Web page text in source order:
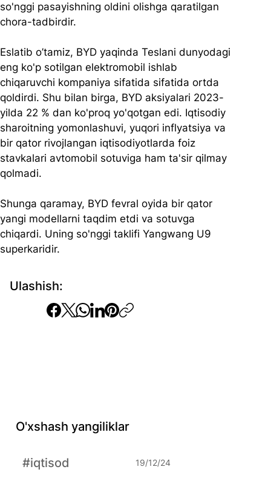
Ulashish:
so'nggi pasayishning oldini olishga qaratilgan
chora-tadbirdir.
Eslatib o’tamiz, BYD yaqinda Teslani dunyodagi
eng ko'p sotilgan elektromobil ishlab
chiqaruvchi kompaniya sifatida sifatida ortda
qoldirdi. Shu bilan birga, BYD aksiyalari 2023-
yilda 22 % dan ko'proq yo'qotgan edi. Iqtisodiy
sharoitning yomonlashuvi, yuqori inflyatsiya va
bir qator rivojlangan iqtisodiyotlarda foiz
stavkalari avtomobil sotuviga ham ta'sir qilmay
qolmadi.
Shunga qaramay, BYD fevral oyida bir qator
yangi modellarni taqdim etdi va sotuvga
chiqardi. Uning so'nggi taklifi Yangwang U9
superkaridir.
O'xshash yangiliklar
#iqtisod 19/12/24